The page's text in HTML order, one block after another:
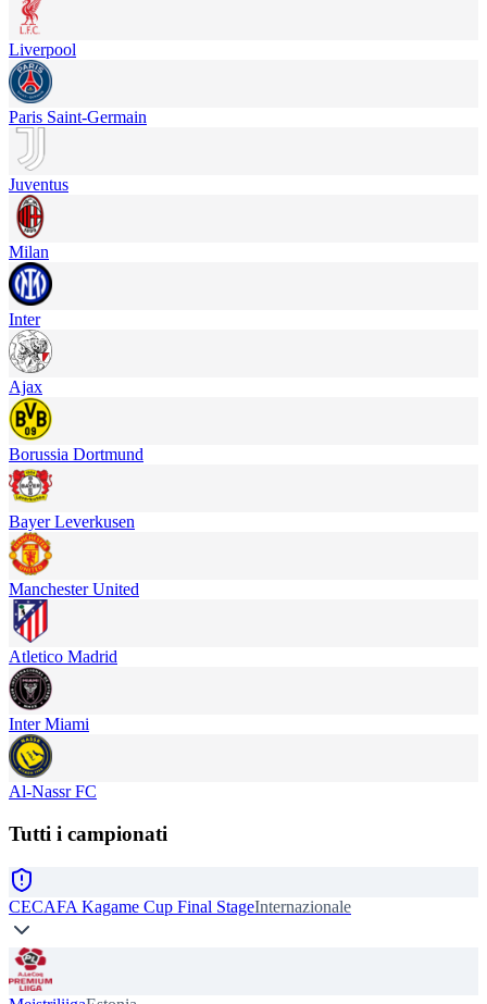
Liverpool
Paris Saint-Germain
Juventus
Milan
Inter
Ajax
Borussia Dortmund
Bayer Leverkusen
Manchester United
Atletico Madrid
Inter Miami
Al-Nassr FC
Tutti i campionati
CECAFA Kagame Cup Final StageInternazionale